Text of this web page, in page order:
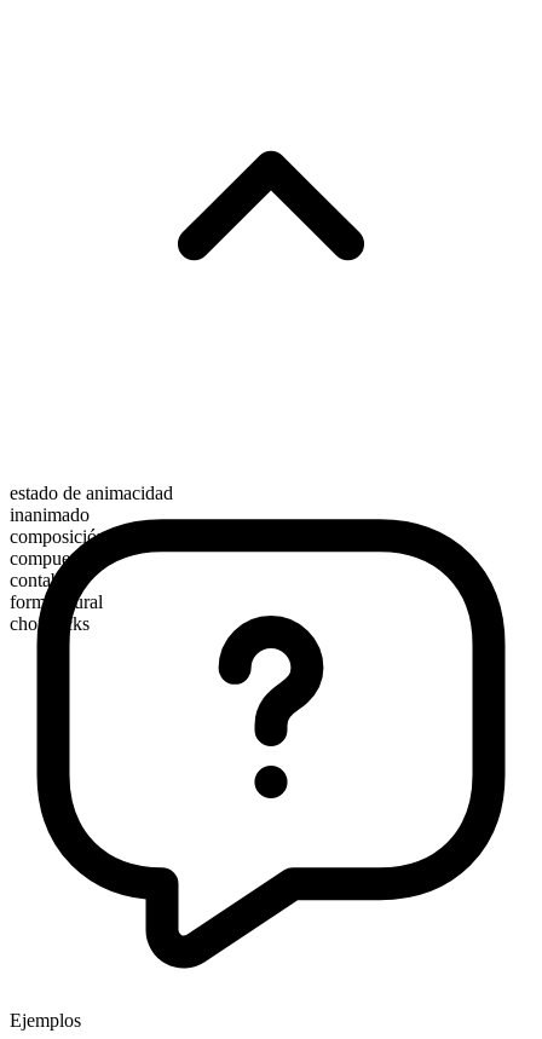
estado de animacidad
inanimado
composición morfológica
compuesto
contable
forma plural
chopsticks
Ejemplos